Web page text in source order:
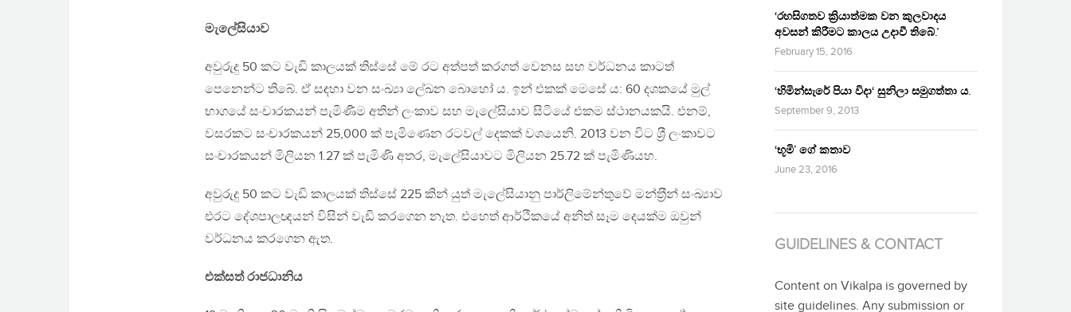
මැලේසියාව
අවුරුදු 50 කට වැඩි කාලයක් තිස්සේ මේ රට අත්පත් කරගත් වෙනස සහ වර්ධනය කාටත්
පෙනෙන්ට තිබේ. ඒ සඳහා වන සංඛ්‍යා ලේඛන බොහෝ ය. ඉන් එකක් මෙසේ ය: 60 දශකයේ මුල්
භාගයේ සංචාරකයන් පැමිණීම අතින් ලංකාව සහ මැලේසියාව සිටියේ එකම ස්ථානයකයි. එනම්,
වසරකට සංචාරකයන් 25,000 ක් පැමිණෙන රටවල් දෙකක් වශයෙනි. 2013 වන විට ශ‍්‍රී ලංකාවට
සංචාරකයන් මිලියන 1.27 ක් පැමිණි අතර, මැලේසියාවට මිලියන 25.72 ක් පැමිණියහ.
අවුරුදු 50 කට වැඩි කාලයක් තිස්සේ 225 කින් යුත් මැලේසියානු පාර්ලිමේන්තුවේ මන්ත‍්‍රීන් සංඛ්‍යාව
එරට දේශපාලඥයන් විසින් වැඩි කරගෙන නැත. එහෙත් ආර්ථිකයේ අනිත් සෑම දෙයක්ම ඔවුන්
වර්ධනය කරගෙන ඇත.
එක්සත් රාජධානිය
‘රහසිගතව ක්‍රියාත්මක වන කුලවාදය
අවසන් කිරීමට කාලය උදාවී තිබේ.’
February 15, 2016
‘හිමින්සැරේ පියා විදා‘ සුනිලා සමුගත්තා ය.
September 9, 2013
‘භූමි’ ගේ කතාව
June 23, 2016
GUIDELINES & CONTACT
Content on Vikalpa is governed by
site guidelines. Any submission or